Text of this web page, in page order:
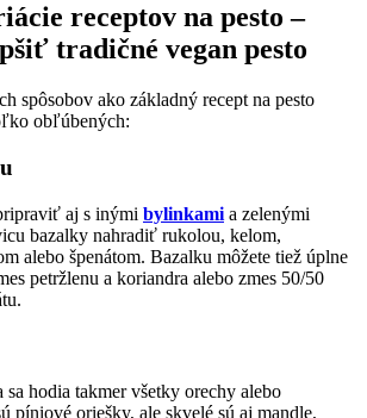
receptov na pesto –
tradičné vegan pesto
spôsobov ako základný recept na pesto
obľúbených:
aj s inými bylinkami a zelenými
bazalky nahradiť rukolou, kelom,
alebo špenátom. Bazalku môžete tiež úplne
petržlenu a koriandra alebo zmes 50/50
sa hodia takmer všetky orechy alebo
píniové oriešky, ale skvelé sú aj mandle,